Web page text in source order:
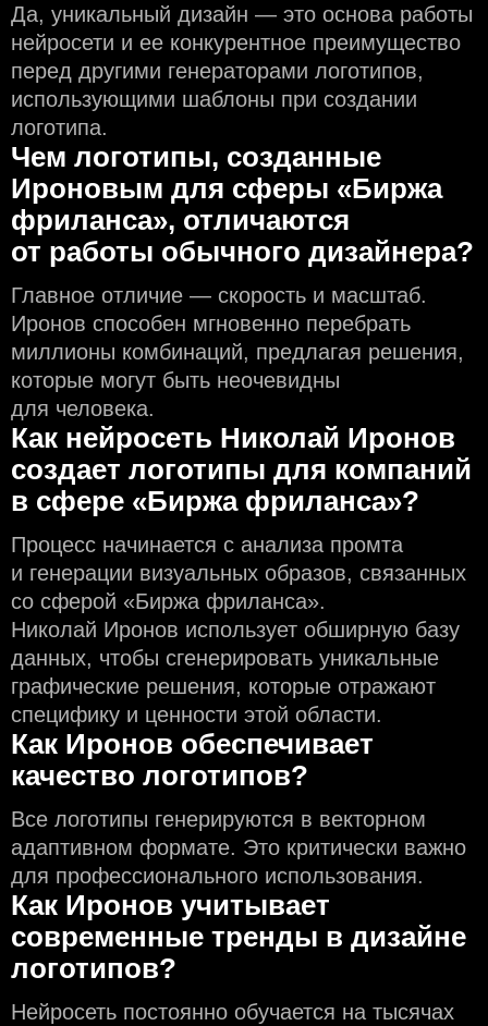
Да, уникальный дизайн — это основа работы
нейросети и еe конкурентное преимущество
перед другими генераторами логотипов,
использующими шаблоны при создании
логотипа.
Чем логотипы, созданные
Ироновым для сферы «Биржа
фриланса», отличаются
от работы обычного дизайнера?
Главное отличие — скорость и масштаб.
Иронов способен мгновенно перебрать
миллионы комбинаций, предлагая решения,
которые могут быть неочевидны
для человека.
Как нейросеть Николай Иронов
создаeт логотипы для компаний
в сфере «Биржа фриланса»?
Процесс начинается с анализа промта
и генерации визуальных образов, связанных
со сферой «Биржа фриланса».
Николай Иронов использует обширную базу
данных, чтобы сгенерировать уникальные
графические решения, которые отражают
специфику и ценности этой области.
Как Иронов обеспечивает
качество логотипов?
Все логотипы генерируются в векторном
адаптивном формате. Это критически важно
для профессионального использования.
Как Иронов учитывает
современные тренды в дизайне
логотипов?
Нейросеть постоянно обучается на тысячах